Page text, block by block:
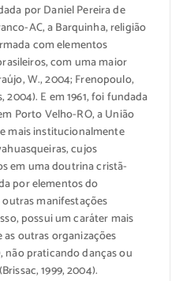
por Daniel Pereira de
AC, a Barquinha, religião
com elementos
com uma maior
W., 2004; Frenopoulo,
2004). E em 1961, foi fundada
Porto Velho-RO, a União
mais institucionalmente
cujos
em uma doutrina cristã-
por elementos do
manifestações
possui um caráter mais
outras organizações
não praticando danças ou
1999, 2004).